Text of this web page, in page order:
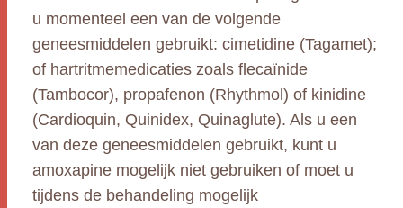
u momenteel een van de volgende
geneesmiddelen gebruikt: cimetidine (Tagamet);
of hartritmemedicaties zoals flecaïnide
(Tambocor), propafenon (Rhythmol) of kinidine
(Cardioquin, Quinidex, Quinaglute). Als u een
van deze geneesmiddelen gebruikt, kunt u
amoxapine mogelijk niet gebruiken of moet u
tijdens de behandeling mogelijk